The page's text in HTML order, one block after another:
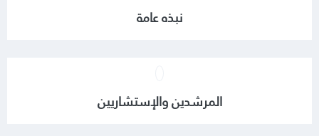
نبذه عامة
المرشدين والإستشاريين